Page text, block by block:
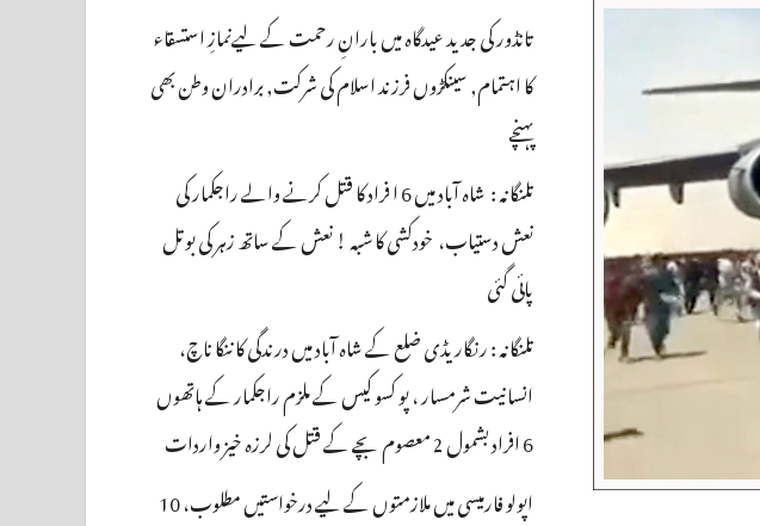
تانڈور کی جدید عیدگاہ میں بارانِ رحمت کے لیےنمازِ استسقاء
کا اہتمام, سینکڑوں فرزند اسلام کی شرکت, برادران وطن بھی
پہنچے
تلنگانہ : شاہ آباد میں 6 ا فراد کا قتل کرنے والے راجکمار کی
نعش دستیاب، خودکشی کا شبہ ! نعش کے ساتھ زہر کی بوتل
پائی گئی
تلنگانہ : رنگاریڈی ضلع کے شاہ آباد میں درندگی کا ننگا ناچ،
انسانیت شرمسار ، پو کسو کیس کے ملزم راجکمار کے ہاتھوں
6 افراد بشمول 2 معصوم بچے کے قتل کی لرزہ خیز واردات
اپولو فارمیسی میں ملازمتوں کے لیے درخواستیں مطلوب، 10